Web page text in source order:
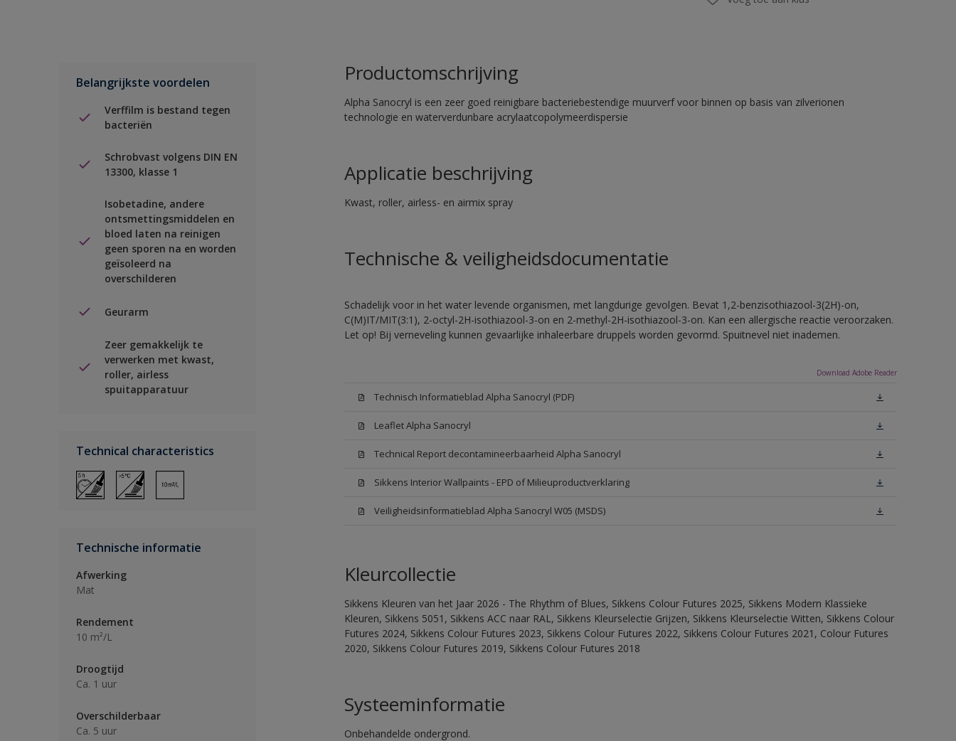
Belangrijkste voordelen
Verffilm is bestand tegen
bacteriën
Schrobvast volgens DIN EN
13300, klasse 1
Isobetadine, andere
ontsmettingsmiddelen en
bloed laten na reinigen
geen sporen na en worden
geïsoleerd na
overschilderen
Geurarm
Zeer gemakkelijk te
verwerken met kwast,
roller, airless
spuitapparatuur
Technical characteristics
Technische informatie
Afwerking
Mat
Rendement
10 m²/L
Droogtijd
Ca. 1 uur
Overschilderbaar
Ca. 5 uur
Productomschrijving
Alpha Sanocryl is een zeer goed reinigbare bacteriebestendige muurverf voor binnen op basis van zilverionen
technologie en waterverdunbare acrylaatcopolymeerdispersie
Applicatie beschrijving
Kwast, roller, airless- en airmix spray
Technische & veiligheidsdocumentatie
Schadelijk voor in het water levende organismen, met langdurige gevolgen. Bevat 1,2-benzisothiazool-3(2H)-on,
C(M)IT/MIT(3:1), 2-octyl-2H-isothiazool-3-on en 2-methyl-2H-isothiazool-3-on. Kan een allergische reactie veroorzaken.
Let op! Bij verneveling kunnen gevaarlijke inhaleerbare druppels worden gevormd. Spuitnevel niet inademen.
Download Adobe Reader
Technisch Informatieblad Alpha Sanocryl (PDF)
Leaflet Alpha Sanocryl
Technical Report decontamineerbaarheid Alpha Sanocryl
Sikkens Interior Wallpaints - EPD of Milieuproductverklaring
Veiligheidsinformatieblad Alpha Sanocryl W05 (MSDS)
Kleurcollectie
Sikkens Kleuren van het Jaar 2026 - The Rhythm of Blues, Sikkens Colour Futures 2025, Sikkens Modern Klassieke
Kleuren, Sikkens 5051, Sikkens ACC naar RAL, Sikkens Kleurselectie Grijzen, Sikkens Kleurselectie Witten, Sikkens Colour
Futures 2024, Sikkens Colour Futures 2023, Sikkens Colour Futures 2022, Sikkens Colour Futures 2021, Colour Futures
2020, Sikkens Colour Futures 2019, Sikkens Colour Futures 2018
Systeeminformatie
Onbehandelde ondergrond.